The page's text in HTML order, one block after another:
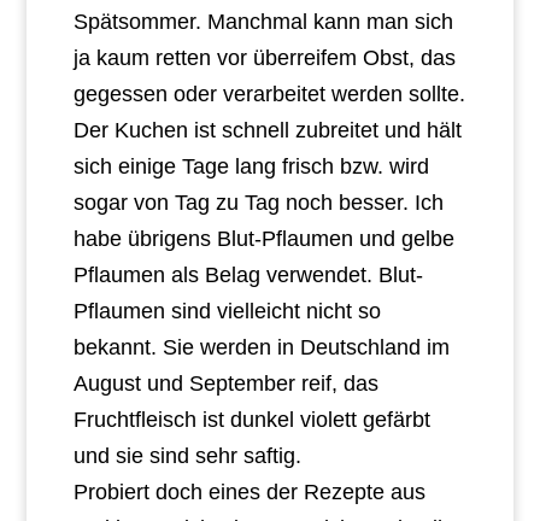
Spätsommer. Manchmal kann man sich
ja kaum retten vor überreifem Obst, das
gegessen oder verarbeitet werden sollte.
Der Kuchen ist schnell zubreitet und hält
sich einige Tage lang frisch bzw. wird
sogar von Tag zu Tag noch besser. Ich
habe übrigens Blut-Pflaumen und gelbe
Pflaumen als Belag verwendet. Blut-
Pflaumen sind vielleicht nicht so
bekannt. Sie werden in Deutschland im
August und September reif, das
Fruchtfleisch ist dunkel violett gefärbt
und sie sind sehr saftig.
Probiert doch eines der Rezepte aus